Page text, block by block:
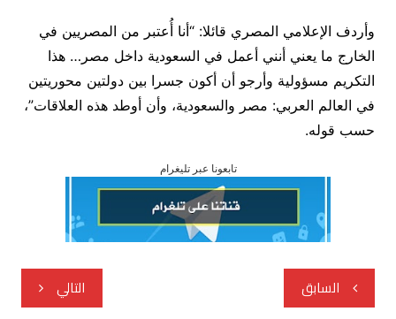
وأردف الإعلامي المصري قائلا: “أنا أُعتبر من المصريين في
الخارج ما يعني أنني أعمل في السعودية داخل مصر… هذا
التكريم مسؤولية وأرجو أن أكون جسرا بين دولتين محوريتين
في العالم العربي: مصر والسعودية، وأن أوطد هذه العلاقات”،
حسب قوله.
تابعونا عبر تليغرام
تصفّح
المقالات
السابق التالي